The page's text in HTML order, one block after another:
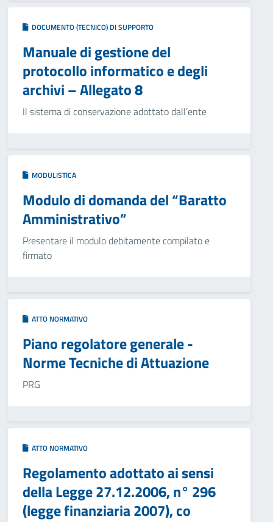
DOCUMENTO (TECNICO) DI SUPPORTO
Manuale di gestione del
protocollo informatico e degli
archivi – Allegato 8
Il sistema di conservazione adottato dall’ente
MODULISTICA
Modulo di domanda del “Baratto
Amministrativo”
Presentare il modulo debitamente compilato e
firmato
ATTO NORMATIVO
Piano regolatore generale -
Norme Tecniche di Attuazione
PRG
ATTO NORMATIVO
Regolamento adottato ai sensi
della Legge 27.12.2006, n° 296
(legge finanziaria 2007), co